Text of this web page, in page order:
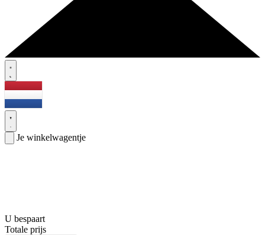
Je winkelwagentje
U bespaart
Totale prijs